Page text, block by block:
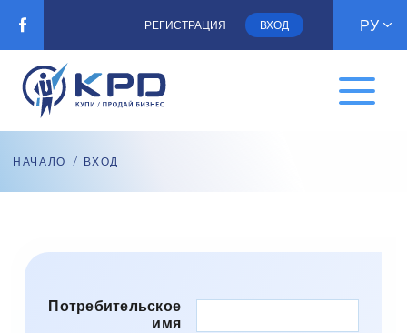
РЕГИСТРАЦИЯ ВХОД РУ
НАЧАЛО / ВХОД
Потребительское
имя